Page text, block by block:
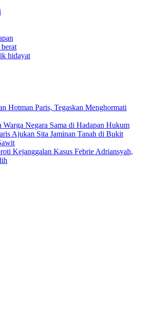
hidayat
Hotman Paris, Tegaskan Menghormati
Warga Negara Sama di Hadapan Hukum
Ajukan Sita Jaminan Tanah di Bukit
Kejanggalan Kasus Febrie Adriansyah,